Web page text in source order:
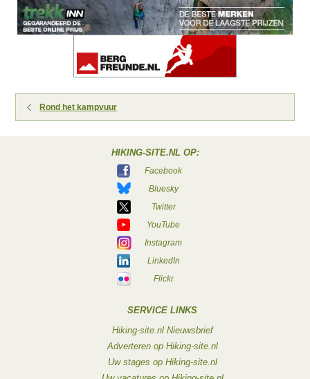
Rond het kampvuur
HIKING-SITE.NL OP:
Facebook
Bluesky
Twitter
YouTube
Instagram
LinkedIn
Flickr
SERVICE LINKS
Hiking-site.nl Nieuwsbrief
Adverteren op Hiking-site.nl
Uw stages op Hiking-site.nl